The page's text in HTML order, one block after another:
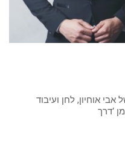
אוחיון, לחן ועיבוד
‘דרך